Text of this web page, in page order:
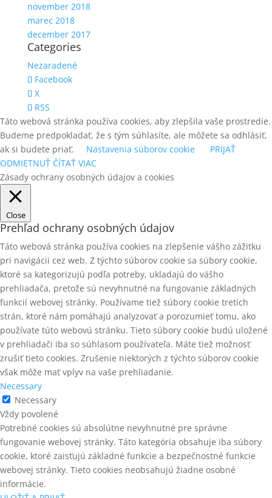
november 2018
marec 2018
december 2017
Categories
Nezaradené
Facebook
X
RSS
Táto webová stránka používa cookies, aby zlepšila vaše prostredie.
Budeme predpokladať, že s tým súhlasíte, ale môžete sa odhlásiť,
ak si budete priať.
Nastavenia súborov cookie
PRIJAŤ
ODMIETNUŤ ČÍTAŤ VIAC
Zásady ochrany osobných údajov a cookies
Close
Prehľad ochrany osobných údajov
Táto webová stránka používa cookies na zlepšenie vášho zážitku
pri navigácii cez web. Z týchto súborov cookie sa súbory cookie,
ktoré sa kategorizujú podľa potreby, ukladajú do vášho
prehliadača, pretože sú nevyhnutné na fungovanie základných
funkcií webovej stránky. Používame tiež súbory cookie tretích
strán, ktoré nám pomáhajú analyzovať a porozumieť tomu, ako
používate túto webovú stránku. Tieto súbory cookie budú uložené
v prehliadači iba so súhlasom používateľa. Máte tiež možnosť
zrušiť tieto cookies. Zrušenie niektorých z týchto súborov cookie
však môže mať vplyv na vaše prehliadanie.
Necessary
Necessary
Vždy povolené
Potrebné cookies sú absolútne nevyhnutné pre správne
fungovanie webovej stránky. Táto kategória obsahuje iba súbory
cookie, ktoré zaisťujú základné funkcie a bezpečnostné funkcie
webovej stránky. Tieto cookies neobsahujú žiadne osobné
informácie.